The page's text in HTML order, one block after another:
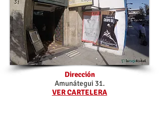
Dirección
Amunátegui 31.
VER CARTELERA